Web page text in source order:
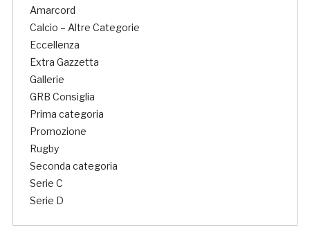
Amarcord
Calcio – Altre Categorie
Eccellenza
Extra Gazzetta
Gallerie
GRB Consiglia
Prima categoria
Promozione
Rugby
Seconda categoria
Serie C
Serie D